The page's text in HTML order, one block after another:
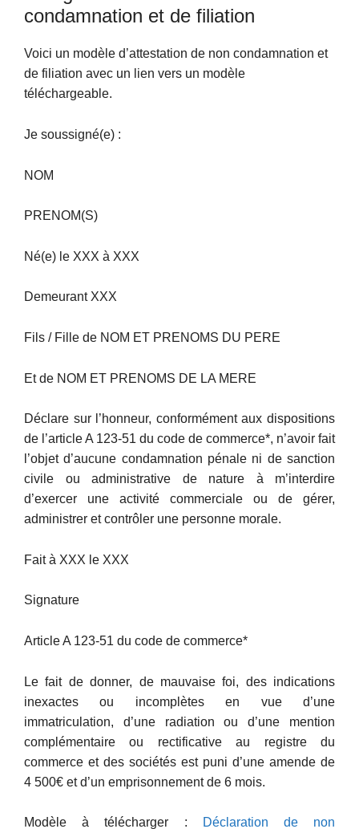
condamnation et de filiation
Voici un modèle d’attestation de non condamnation et
de filiation avec un lien vers un modèle
téléchargeable.
Je soussigné(e) :
NOM
PRENOM(S)
Né(e) le XXX à XXX
Demeurant XXX
Fils / Fille de NOM ET PRENOMS DU PERE
Et de NOM ET PRENOMS DE LA MERE
Déclare sur l’honneur, conformément aux dispositions
de l’article A 123-51 du code de commerce*, n’avoir fait
l’objet d’aucune condamnation pénale ni de sanction
civile ou administrative de nature à m’interdire
d’exercer une activité commerciale ou de gérer,
administrer et contrôler une personne morale.
Fait à XXX le XXX
Signature
Article A 123-51 du code de commerce*
Le fait de donner, de mauvaise foi, des indications
inexactes ou incomplètes en vue d’une
immatriculation, d’une radiation ou d’une mention
complémentaire ou rectificative au registre du
commerce et des sociétés est puni d’une amende de
4 500€ et d’un emprisonnement de 6 mois.
Modèle à télécharger :
Déclaration de non